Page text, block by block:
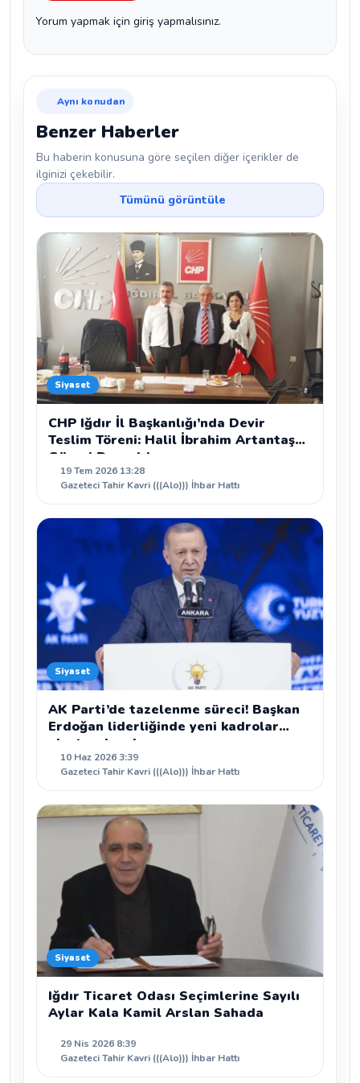
Yorum yapmak için giriş yapmalısınız.
Aynı konudan
Benzer Haberler
Bu haberin konusuna göre seçilen diğer içerikler de
ilginizi çekebilir.
Tümünü görüntüle
Siyaset
CHP Iğdır İl Başkanlığı’nda Devir
Teslim Töreni: Halil İbrahim Artantaş
Görevi Devraldı
19 Tem 2026 13:28
Gazeteci Tahir Kavri (((Alo))) İhbar Hattı
Siyaset
AK Parti’de tazelenme süreci! Başkan
Erdoğan liderliğinde yeni kadrolar
oluşturulacak
10 Haz 2026 3:39
Gazeteci Tahir Kavri (((Alo))) İhbar Hattı
Siyaset
Iğdır Ticaret Odası Seçimlerine Sayılı
Aylar Kala Kamil Arslan Sahada
29 Nis 2026 8:39
Gazeteci Tahir Kavri (((Alo))) İhbar Hattı